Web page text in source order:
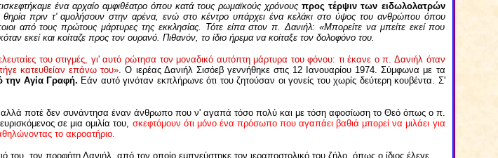
ένα αρχαίο αμφιθέατρο όπου κατά τους ρωμαϊκούς χρόνους προς τέρψιν των ειδωλολατρών
θηρία πριν τ' αμολήσουν στην αρένα, ενώ στο κέντρο υπάρχει ένα κελάκι στο ύψος του ανθρώπου όπου
από τους πρώτους μάρτυρες της εκκλησίας. Τότε είπα στον π. Δανιήλ: «Μπορείτε να μπείτε εκεί που
εκεί και κοίταζε προς τον ουρανό. Πιθανόν, το ίδιο ήρεμα να κοίταξε τον δολοφόνο του.
του στιγμές, γι' αυτό ρώτησα τον μοναδικό αυτόπτη μάρτυρα του φόνου: τι έκανε ο π. Δανιήλ όταν
κατευθείαν επάνω του». Ο ιερέας Δανιήλ Σισόεβ γεννήθηκε στις 12 Ιανουαρίου 1974. Σύμφωνα με τα
την Αγία Γραφή. Εάν αυτό γινόταν εκπλήρωνε ότι του ζητούσαν οι γονείς του χωρίς δεύτερη κουβέντα. Σ'
αλλά ποτέ δεν συνάντησα έναν άνθρωπο που ν' αγαπά τόσο πολύ και με τόση αφοσίωση το Θεό όπως ο π.
σε μια ομιλία του, σκεφτόμουν ότι μόνο ένα πρόσωπο που αγαπάει βαθιά μπορεί να μιλάει για
το ακροατήριο.
του, τον προφήτη Δανιήλ, από τον οποίο εμπνεύστηκε τον ιεραποστολικό του ζήλο, όπως ο ίδιος έλεγε.